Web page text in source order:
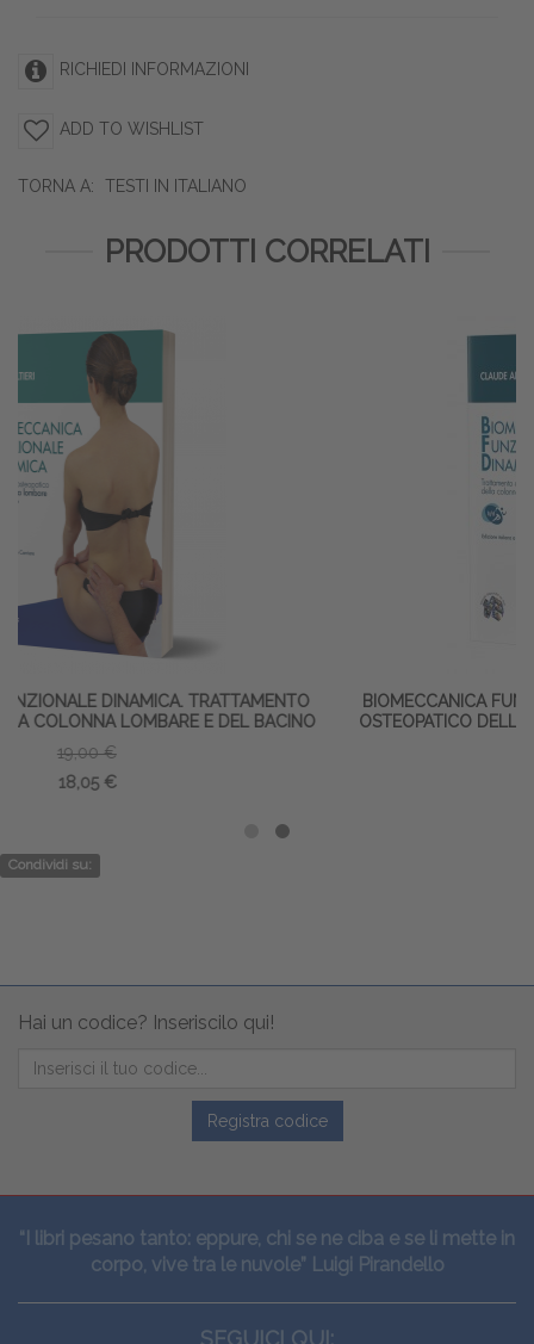
RICHIEDI INFORMAZIONI
ADD TO WISHLIST
TORNA A: TESTI IN ITALIANO
PRODOTTI CORRELATI
BIOMECCANICA FUNZIONALE DINAMICA. TRATTAMENTO
OSTEOPATICO DELLA COLONNA CERVICALE E TORACICA
Condividi su:
Hai un codice? Inseriscilo qui!
Registra codice
“I libri pesano tanto: eppure, chi se ne ciba e se li mette in
corpo, vive tra le nuvole” Luigi Pirandello
SEGUICI QUI: